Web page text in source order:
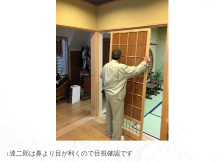
↓達二郎は鼻より目が利くので目視確認です